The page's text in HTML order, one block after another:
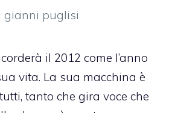
gianni puglisi
il 2012 come l’anno
vita. La sua macchina è
tanto che gira voce che